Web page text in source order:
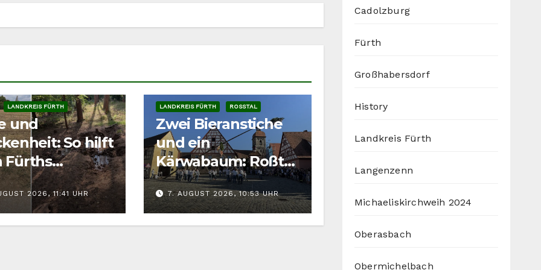
LANDKREIS FÜRTH
und
So hilft
Fürths
richtig
2026, 11:41 UHR
LANDKREIS FÜRTH ROSSTAL
Zwei Bieranstiche
und ein
Kärwabaum: Roßtal
feiert Kärwa
7. AUGUST 2026, 10:53 UHR
Cadolzburg
Fürth
Großhabersdorf
History
Landkreis Fürth
Langenzenn
Michaeliskirchweih 2024
Oberasbach
Obermichelbach